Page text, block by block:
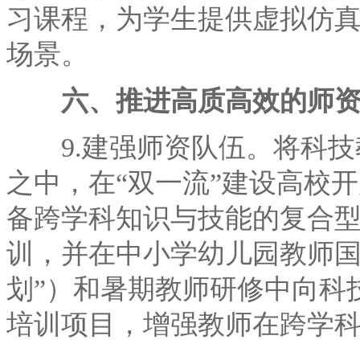
习课程，为学生提供虚拟仿
场景。
六、推进高质高效的师
9.建强师资队伍。将科技
之中，在“双一流”建设高校
备跨学科知识与技能的复合
训，并在中小学幼儿园教师
划”）和暑期教师研修中向
培训项目，增强教师在跨学